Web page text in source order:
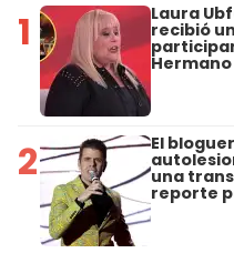
1 Laura
recibió
Hermano
2 El
una
reporte